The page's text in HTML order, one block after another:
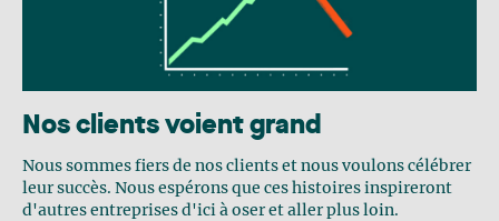
Nos clients voient grand
Nous sommes fiers de nos clients et nous voulons célébrer
leur succès. Nous espérons que ces histoires inspireront
d'autres entreprises d'ici à oser et aller plus loin.